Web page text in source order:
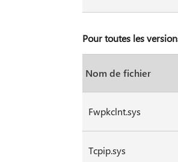
Pour toutes les
Nom de fichier
Fwpkclnt.sys
Tcpip.sys